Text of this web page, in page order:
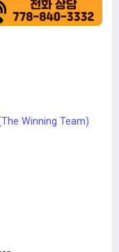
Winning Team)